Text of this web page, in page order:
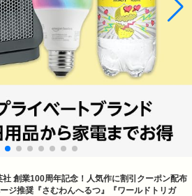
社 創業100周年記念！人気作に割引クーポン配布
ジ推奨『さむわんへるつ』『ワールドトリガ